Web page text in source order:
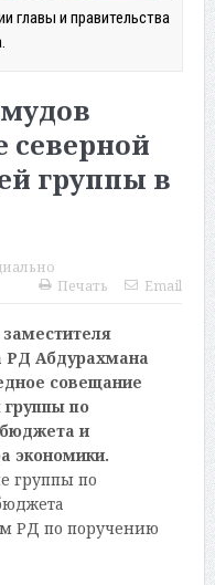
главы и правительства
северной
группы в
Печать
Email
РД Абдурахмана
совещание
группы по
и
экономики.
группы по
РД по поручению